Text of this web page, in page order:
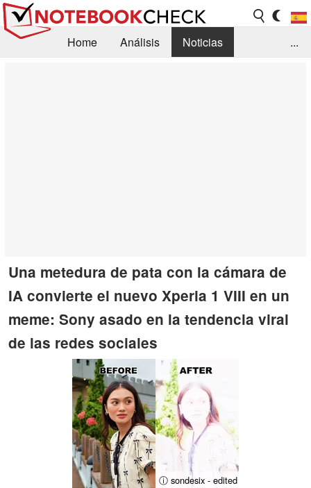
Home Análisis
Noticias
...
Una metedura de pata con la cámara de
IA convierte el nuevo Xperia 1 VIII en un
meme: Sony asado en la tendencia viral
de las redes sociales
ⓘ sondesix - edited